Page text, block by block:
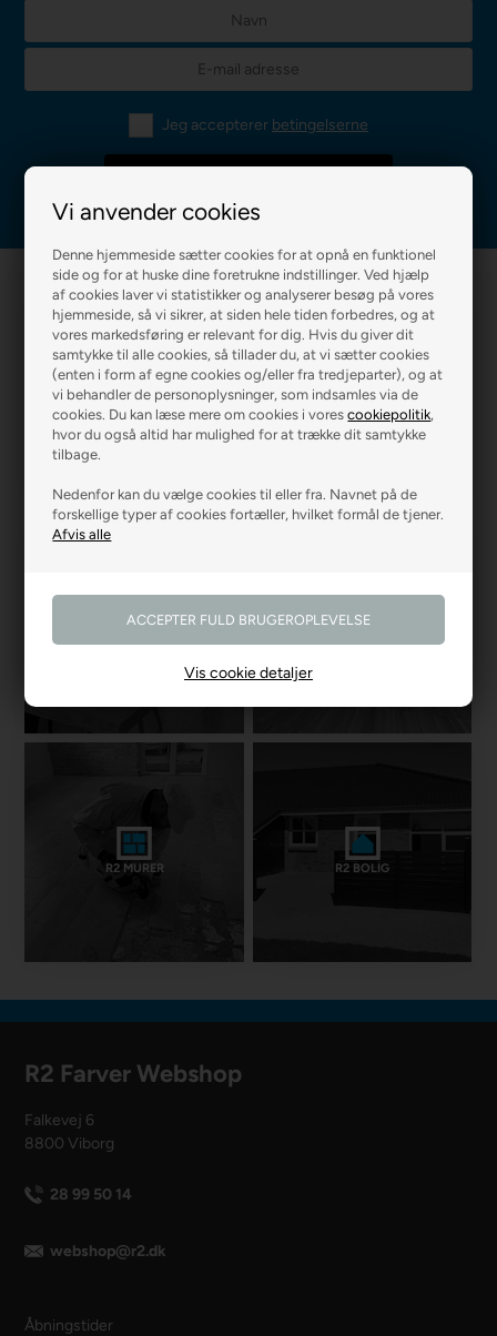
Vi anvender cookies
Denne hjemmeside sætter cookies for at opnå en funktionel
side og for at huske dine foretrukne indstillinger. Ved hjælp
af cookies laver vi statistikker og analyserer besøg på vores
hjemmeside, så vi sikrer, at siden hele tiden forbedres, og at
vores markedsføring er relevant for dig. Hvis du giver dit
samtykke til alle cookies, så tillader du, at vi sætter cookies
(enten i form af egne cookies og/eller fra tredjeparter), og at
vi behandler de personoplysninger, som indsamles via de
cookies. Du kan læse mere om cookies i vorescookiepolitik,
hvor du også altid har mulighed for at trække dit samtykke
tilbage.
Nedenfor kan du vælge cookies til eller fra. Navnet på de
forskellige typer af cookies fortæller, hvilket formål de tjener.
Vis cookie detaljer
Jeg accepterer betingelserne
R2 MALERFIRMA R2 FARVEHANDEL
R2 MURER R2 BOLIG
R2 Farver Webshop
Falkevej 6
8800 Viborg
28 99 50 14
webshop@r2.dk
Åbningstider